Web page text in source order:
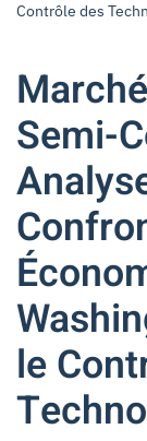
Contrôle des
Semi-
le